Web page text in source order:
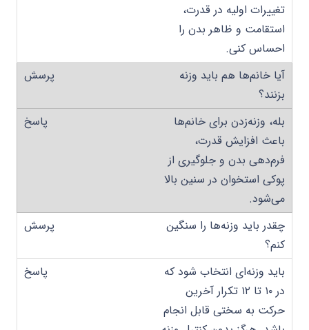
تغییرات اولیه در قدرت،
استقامت و ظاهر بدن را
احساس کنی.
آیا خانم‌ها هم باید وزنه
بزنند؟
بله، وزنه‌زدن برای خانم‌ها
باعث افزایش قدرت،
فرم‌دهی بدن و جلوگیری از
پوکی استخوان در سنین بالا
می‌شود.
چقدر باید وزنه‌ها را سنگین
کنم؟
باید وزنه‌ای انتخاب شود که
در ۱۰ تا ۱۲ تکرار آخرین
حرکت به سختی قابل انجام